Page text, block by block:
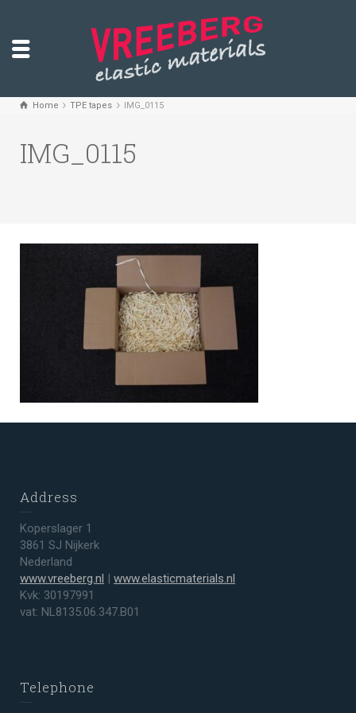
Home TPE tapes IMG_0115
IMG_0115
Address
Koperslager 1
3861 SJ Nijkerk
Nederland
www.vreeberg.nl | www.elasticmaterials.nl
Kvk: 30197991
vat: NL8135.06.347.B01
Telephone